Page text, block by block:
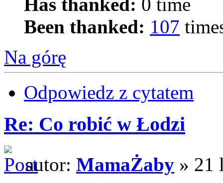
Been thanked: 107
Na górę
Odpowiedz z cytatem
Re: Co robić w Łodzi
autor: MamaŻaby » 21